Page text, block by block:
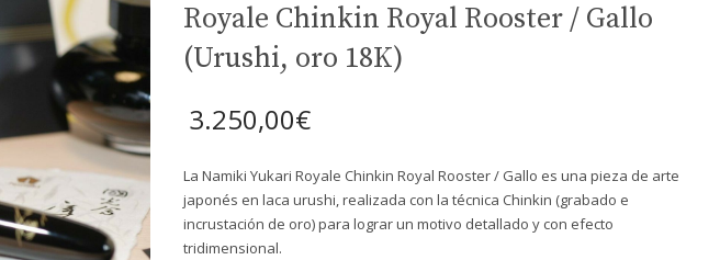
Royale Chinkin Royal Rooster / Gallo
(Urushi, oro 18K)
3.250,00€
La Namiki Yukari Royale Chinkin Royal Rooster / Gallo es una pieza de arte
japonés en laca urushi, realizada con la técnica Chinkin (grabado e
incrustación de oro) para lograr un motivo detallado y con efecto
tridimensional.